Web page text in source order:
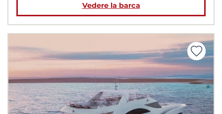
Vedere la barca